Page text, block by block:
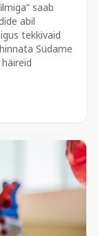
saab
abil
tekkivaid
Südame